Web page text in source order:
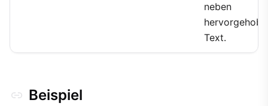
neben
Text.
Beispiel